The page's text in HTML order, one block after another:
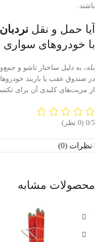
باشند.
آیا حمل و نقل نردبان تاشو 5
با خودروهای
در صندوق عقب یا باربند
از مزیت‌های کلیدی آن برای
‫0/5 ‫(0 نظر)
نظرات (0)
محصولات مشابه